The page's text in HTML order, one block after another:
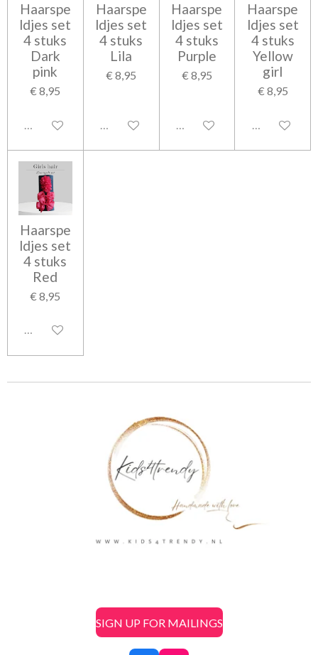
Haarspe
ldjes set
4 stuks
Dark
pink
€ 8,95
Uitgeschakeld
Haarspe
ldjes set
4 stuks
Lila
€ 8,95
Uitgeschakeld
Haarspe
ldjes set
4 stuks
Purple
€ 8,95
Uitgeschakeld
Haarspe
ldjes set
4 stuks
Yellow
girl
€ 8,95
Haarspe
ldjes set
4 stuks
Red
€ 8,95
Uitgeschakeld
SIGN UP FOR MAILINGS